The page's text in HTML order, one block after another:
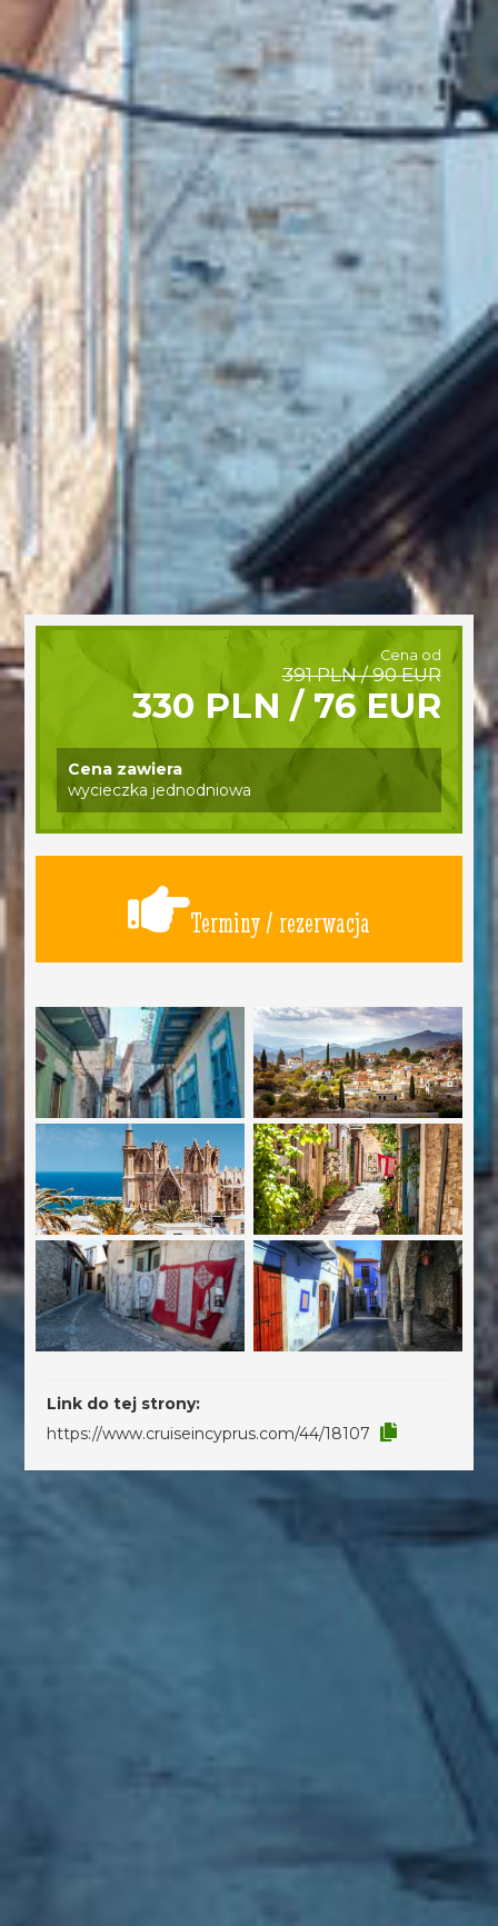
Cena od
391 PLN / 90 EUR
330 PLN / 76 EUR
Cena zawiera
wycieczka jednodniowa
Terminy / rezerwacja
Link do tej strony:
https://www.cruiseincyprus.com/44/18107